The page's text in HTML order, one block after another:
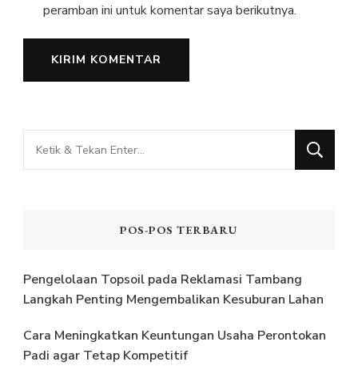
peramban ini untuk komentar saya berikutnya.
Mencari
Sesuatu?
POS-POS TERBARU
Pengelolaan Topsoil pada Reklamasi Tambang
Langkah Penting Mengembalikan Kesuburan Lahan
Cara Meningkatkan Keuntungan Usaha Perontokan
Padi agar Tetap Kompetitif